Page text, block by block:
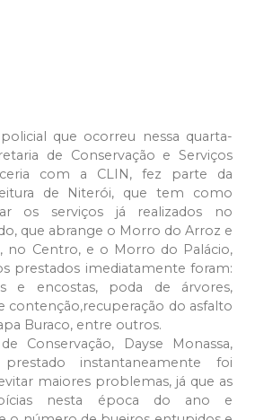
que ocorreu nessa quarta-
de Conservação e Serviços
com a CLIN, fez parte da
de Niterói, que tem como
os serviços já realizados no
que abrange o Morro do Arroz e
no Centro, e o Morro do Palácio,
prestados imediatamente foram:
e encostas, poda de árvores,
contenção,recuperação do asfalto
Buraco, entre outros.
Conservação, Dayse Monassa,
instantaneamente foi
maiores problemas, já que as
nesta época do ano e